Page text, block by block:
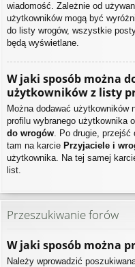
wiadomość. Zależnie od
użytkowników mogą być
do listy wrogów, wszystkie
będą wyświetlane.
W jaki sposób można
użytkowników z listy
Można dodawać użytkowników
profilu wybranego użytkownika
do wrogów. Po drugie, przejść
tam na karcie Przyjaciele i
użytkownika. Na tej samej
list.
Przeszukiwanie forów
W jaki sposób można
Należy wprowadzić